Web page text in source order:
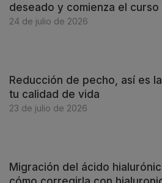
deseado y comienza el
24 de julio de 2026
Reducción de pecho, así es
tu calidad de vida
23 de julio de 2026
Migración del ácido